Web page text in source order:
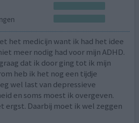
het medicijn want ik had het idee
meer nodig had voor mijn ADHD.
dat ik door ging tot ik mijn
heb ik het nog een tijdje
wel last van depressieve
en soms moest ik overgeven.
ergst. Daarbij moet ik wel zeggen